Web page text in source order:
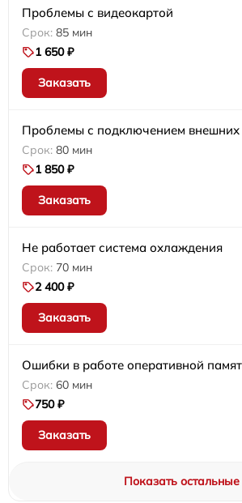
Проблемы с видеокартой
85 мин
1 650 ₽
Заказать
Проблемы с подключением внешних
80 мин
1 850 ₽
Заказать
Не работает система охлаждения
70 мин
2 400 ₽
Заказать
Ошибки в работе оперативной
60 мин
750 ₽
Заказать
Показать остальные